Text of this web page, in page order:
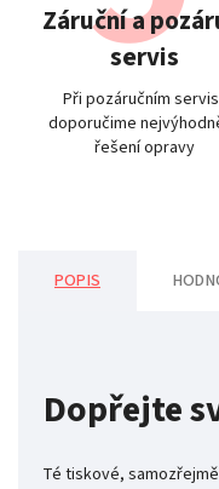
Záruční a
servis
Při pozáručním
doporučime
řešení opravy
POPIS
Dopřejte
Té tiskové,